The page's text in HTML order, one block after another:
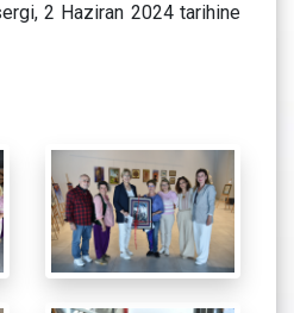
2 Haziran 2024 tarihine